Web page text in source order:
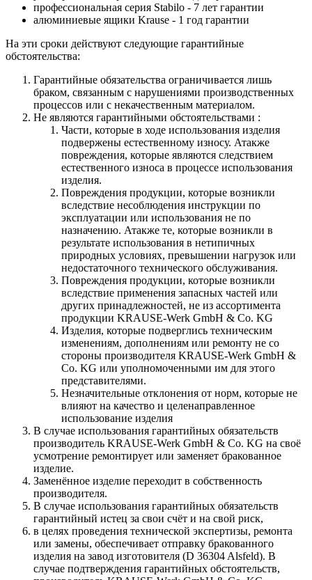
профессиональная серия Stabilo - 7 лет гарантии
алюминиевые ящики Krause - 1 год гарантии
На эти сроки действуют следующие гарантийные
обстоятельства:
Гарантийные обязательства ограничивается лишь
браком, связанным с нарушениями производственных
процессов или с некачественным материалом.
Не являются гарантийными обстоятельствами :
Части, которые в ходе использования изделия
подвержены естественному износу. Атакже
повреждения, которые являются следствием
естественного износа в процессе использования
изделия.
Повреждения продукции, которые возникли
вследствие несоблюдения инструкции по
эксплуатации или использования не по
назначению. Атакже те, которые возникли в
результате использования в нетипичных
природных условиях, превышении нагрузок или
недостаточного технического обслуживания.
Повреждения продукции, которые возникли
вследствие применения запасных частей или
других принадлежностей, не из ассортимента
продукции KRAUSE-Werk GmbH & Со. KG
Изделия, которые подверглись техническим
изменениям, дополнениям или ремонту не со
стороны производителя KRAUSE-Werk GmbH &
Со. KG или уполномоченными им для этого
представителями.
Незначительные отклонения от норм, которые не
влияют на качество и целенаправленное
использование изделия
В случае использования гарантийных обязательств
производитель KRAUSE-Werk GmbH & Со. KG на своё
усмотрение ремонтирует или заменяет бракованное
изделие.
Заменённое изделие переходит в собственность
производителя.
В случае использования гарантийных обязательств
гарантийный истец за свои счёт и на свой риск,
в целях проведения технической экспертизы, ремонта
или замены, обеспечивает отправку бракованного
изделия на завод изготовителя (D 36304 Alsfeld). В
случае подтверждения гарантийных обстоятельств,